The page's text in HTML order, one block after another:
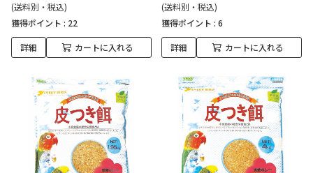
(送料別・税込)
獲得ポイント : 22
詳細 カートに入れる
(送料別・税込)
獲得ポイント : 6
詳細 カートに入れる